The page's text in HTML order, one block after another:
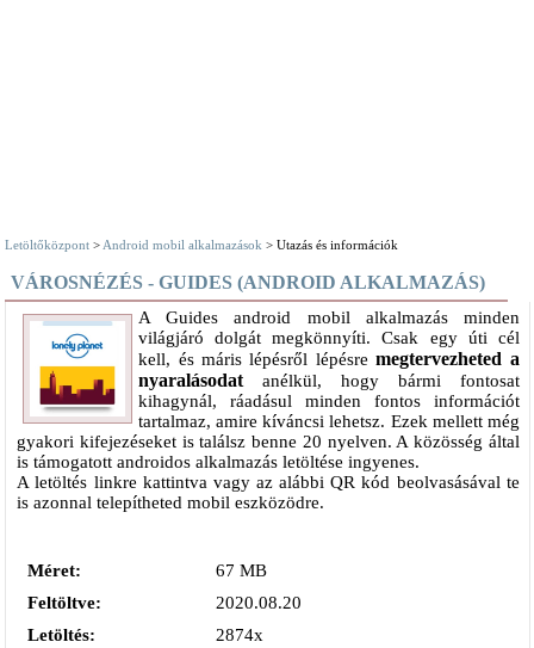
Letöltőközpont > Android mobil alkalmazások > Utazás és információk
VÁROSNÉZÉS - GUIDES (ANDROID ALKALMAZÁS)
A Guides android mobil alkalmazás minden
világjáró dolgát megkönnyíti. Csak egy úti cél
kell, és máris lépésről lépésremegtervezheted a
nyaralásodat anélkül, hogy bármi fontosat
kihagynál, ráadásul minden fontos információt
tartalmaz, amire kíváncsi lehetsz. Ezek mellett még
gyakori kifejezéseket is találsz benne 20 nyelven. A közösség által
is támogatott androidos alkalmazás letöltése ingyenes.
A letöltés linkre kattintva vagy az alábbi QR kód beolvasásával te
is azonnal telepítheted mobil eszközödre.
Méret:
67 MB
Feltöltve:
2020.08.20
Letöltés:
2874x